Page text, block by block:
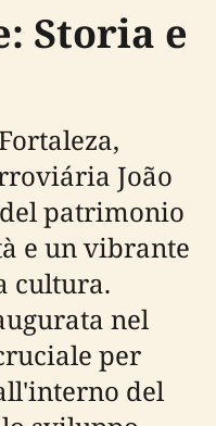
Storia e
João
patrimonio
e un vibrante
cultura.
nel
per
del